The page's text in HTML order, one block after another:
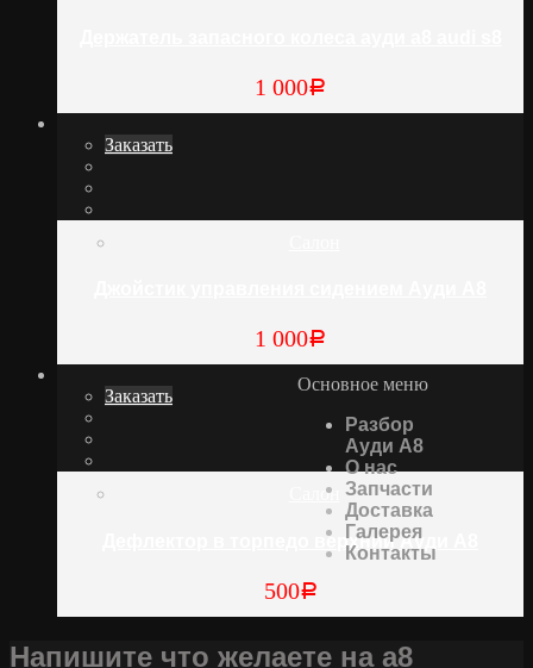
Основное меню
Разбор
Ауди А8
О нас
Запчасти
Доставка
Галерея
Контакты
1 000Р
Заказать
1 000Р
Заказать
Салон
Дефлектор в торпедо верхний Ауди А8
500Р
Напишите что желаете на а8